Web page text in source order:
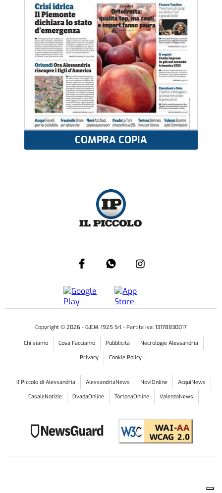
COMPRA COPIA
Copyright © 2026 - G.E.M. 1925 Srl - Partita iva: 13178830017
Chi siamo Cosa Facciamo Pubblicità
Necrologie Alessandria
Privacy
Cookie Policy
Il Piccolo di Alessandria AlessandriaNews NoviOnline
AcquiNews
CasaleNotizie
OvadaOnline TortonaOnline ValenzaNews